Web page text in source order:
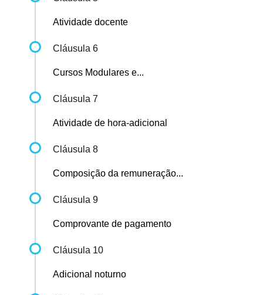
Atividade docente
Cláusula 6
Cursos Modulares e...
Cláusula 7
Atividade de hora-adicional
Cláusula 8
Composição da remuneração...
Cláusula 9
Comprovante de pagamento
Cláusula 10
Adicional noturno